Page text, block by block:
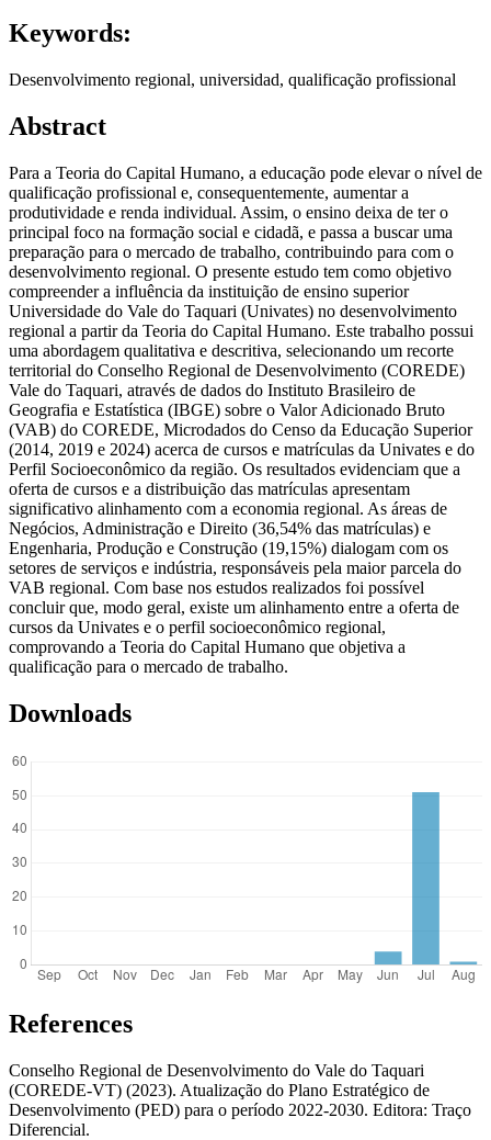
Keywords:
Desenvolvimento regional, universidad, qualificação profissional
Abstract
Para a Teoria do Capital Humano, a educação pode elevar o nível de
qualificação profissional e, consequentemente, aumentar a
produtividade e renda individual. Assim, o ensino deixa de ter o
principal foco na formação social e cidadã, e passa a buscar uma
preparação para o mercado de trabalho, contribuindo para com o
desenvolvimento regional. O presente estudo tem como objetivo
compreender a influência da instituição de ensino superior
Universidade do Vale do Taquari (Univates) no desenvolvimento
regional a partir da Teoria do Capital Humano. Este trabalho possui
uma abordagem qualitativa e descritiva, selecionando um recorte
territorial do Conselho Regional de Desenvolvimento (COREDE)
Vale do Taquari, através de dados do Instituto Brasileiro de
Geografia e Estatística (IBGE) sobre o Valor Adicionado Bruto
(VAB) do COREDE, Microdados do Censo da Educação Superior
(2014, 2019 e 2024) acerca de cursos e matrículas da Univates e do
Perfil Socioeconômico da região. Os resultados evidenciam que a
oferta de cursos e a distribuição das matrículas apresentam
significativo alinhamento com a economia regional. As áreas de
Negócios, Administração e Direito (36,54% das matrículas) e
Engenharia, Produção e Construção (19,15%) dialogam com os
setores de serviços e indústria, responsáveis pela maior parcela do
VAB regional. Com base nos estudos realizados foi possível
concluir que, modo geral, existe um alinhamento entre a oferta de
cursos da Univates e o perfil socioeconômico regional,
comprovando a Teoria do Capital Humano que objetiva a
qualificação para o mercado de trabalho.
Downloads
References
Conselho Regional de Desenvolvimento do Vale do Taquari
(COREDE-VT) (2023). Atualização do Plano Estratégico de
Desenvolvimento (PED) para o período 2022-2030. Editora: Traço
Diferencial.